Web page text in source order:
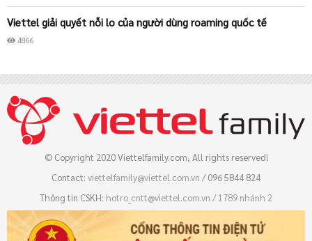
Viettel giải quyết nỗi lo của người dùng roaming quốc tế
4866
Viettel tiên phong triển khai tính năng hẹn ngày cho các gói
1742
Viettel giảm giá data Roaming tới 3 lần tại nhiều quốc gia lớn
© Copyright 2020 Viettelfamily.com, All rights reserved!
Contact: viettelfamily@viettel.com.vn / 096 5844 824
Thông tin CSKH: hotro_cntt@viettel.com.vn / 1789 nhánh 2